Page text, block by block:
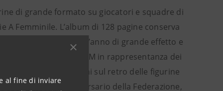
al fine di inviare
di grande formato su giocatori e squadre di
A Femminile. L’album di 128 pagine conserva
anche quest’anno di grande effetto e
squadre di Serie A TIM in rappresentanza dei
partire dai mini-statini sul retro delle figurine
al 120° anniversario della Federazione,